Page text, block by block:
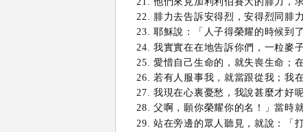
腓力去告訴安得烈，安得烈同腓
耶穌說：「人子得榮耀的時候到了
我實實在在地告訴你們，一粒麥
愛惜自己生命的，就失喪生命；
若有人服事我，就當跟從我；我
我現在心裏憂愁，我說甚麼才好
父啊，願你榮耀你的名！」當時
站在旁邊的眾人聽見，就說：「